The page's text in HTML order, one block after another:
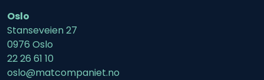
Oslo
Stanseveien 27
0976 Oslo
22 26 61 10
oslo@matcompaniet.no